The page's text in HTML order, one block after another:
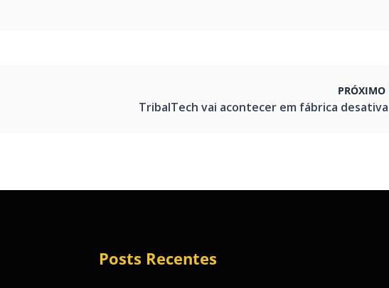
PRÓXIMO
TribalTech vai acontecer em fábrica
Posts Recentes